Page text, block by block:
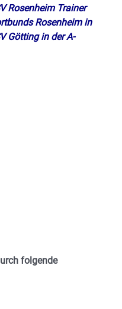
Rosenheim Trainer
Rosenheim in
Götting in der A-
folgende